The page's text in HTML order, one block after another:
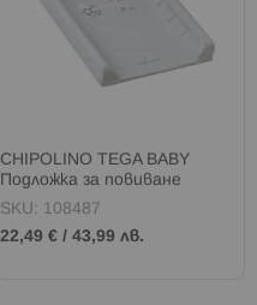
CHIPOLINO TEGA BABY
Подложка за повиване
БУХАЛЧЕТА СИВА
SKU: 108487
22,49 € /43,99 лв.